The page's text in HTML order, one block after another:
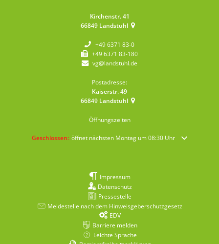
Kirchenstr. 41
66849 Landstuhl
+49 6371 83-0
+49 6371 83-180
vg@landstuhl.de
Postadresse:
Kaiserstr. 49
66849 Landstuhl
Öffnungszeiten
Klicken, um weitere Öffnungs- oder Schließzeiten auszublenden
Geschlossen: öffnet nächsten Montag um 08:30 Uhr
Impressum
Datenschutz
Pressestelle
Meldestelle nach dem Hinweisgeberschutzgesetz
EDV
Barriere melden
Leichte Sprache